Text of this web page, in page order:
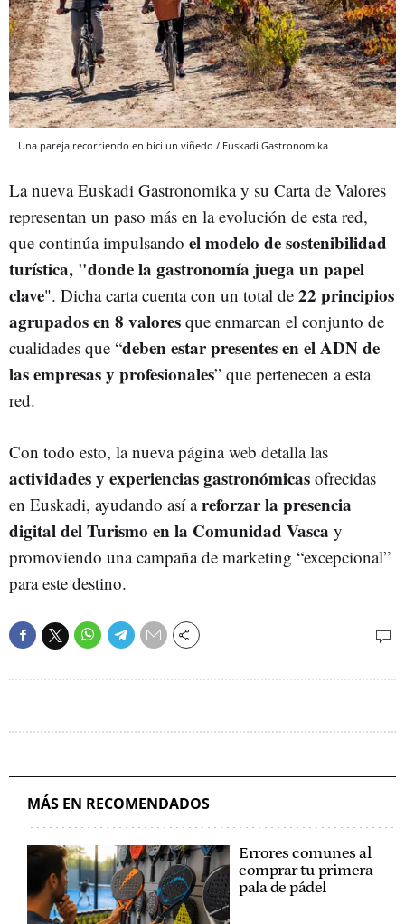
Una pareja recorriendo en bici un viñedo / Euskadi Gastronomika
La nueva Euskadi Gastronomika y su Carta de Valores
representan un paso más en la evolución de esta red,
que continúa impulsando el modelo de sostenibilidad
turística, "donde la gastronomía juega un papel
clave". Dicha carta cuenta con un total de 22 principios
agrupados en 8 valores que enmarcan el conjunto de
cualidades que “deben estar presentes en el ADN de
las empresas y profesionales” que pertenecen a esta
red.
Con todo esto, la nueva página web detalla las
actividades y experiencias gastronómicas ofrecidas
en Euskadi, ayudando así areforzar la presencia
digital del Turismo en la Comunidad Vasca y
promoviendo una campaña de marketing “excepcional”
para este destino.
MÁS EN RECOMENDADOS
Errores comunes al
comprar tu primera
pala de pádel